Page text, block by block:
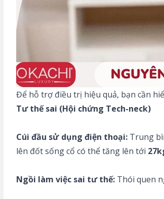
Để hỗ trợ điều trị hiệu quả, bạn cần
Tư thế sai (Hội chứng Tech-neck)
Cúi đầu sử dụng điện thoại: Trung
lên đốt sống cổ có thể tăng lên tới
Ngồi làm việc sai tư thế: Thói quen